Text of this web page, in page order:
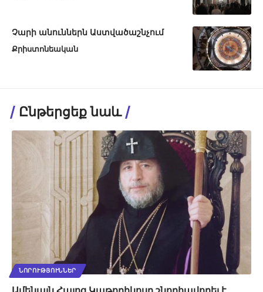
Չարի անուններն Աստվածաշնչում
Քրիստոնեական
Ընթերցեք նաև
ՆՈՐՈՒԹՅՈՒՆՆԵՐ